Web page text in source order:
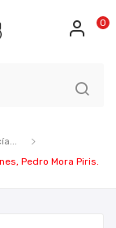
0
Pedro Mora Piris.